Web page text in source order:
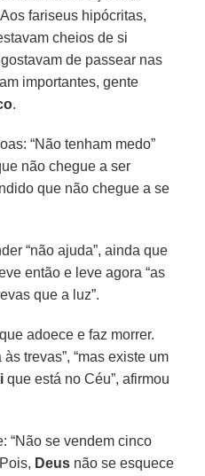
fariseus hipócritas,
cheios de si
de passear nas
importantes, gente
.
“Não tenham medo”
não chegue a ser
que não chegue a se
“não ajuda”, ainda que
então e leve agora “as
que a luz”.
adoece e faz morrer.
trevas”, “mas existe um
que está no Céu”, afirmou
“Não se vendem cinco
Deus não se esquece